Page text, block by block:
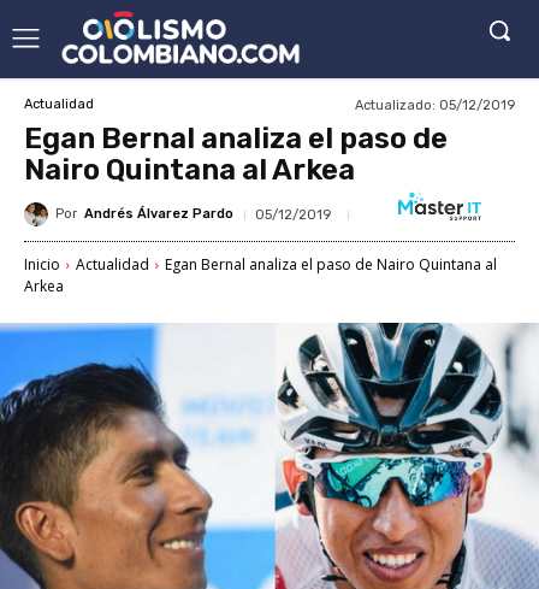
Actualidad Actualizado: 05/12/2019
Egan Bernal analiza el paso de
Nairo Quintana al Arkea
Por Andrés Álvarez Pardo 05/12/2019
Inicio Actualidad
Egan Bernal analiza el paso de Nairo Quintana al
Arkea